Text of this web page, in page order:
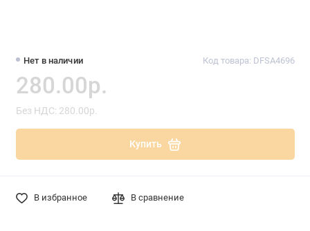
Нет в наличии Код товара: DFSA4696
280.00р.
Без НДС: 280.00р.
Купить
В избранное В сравнение